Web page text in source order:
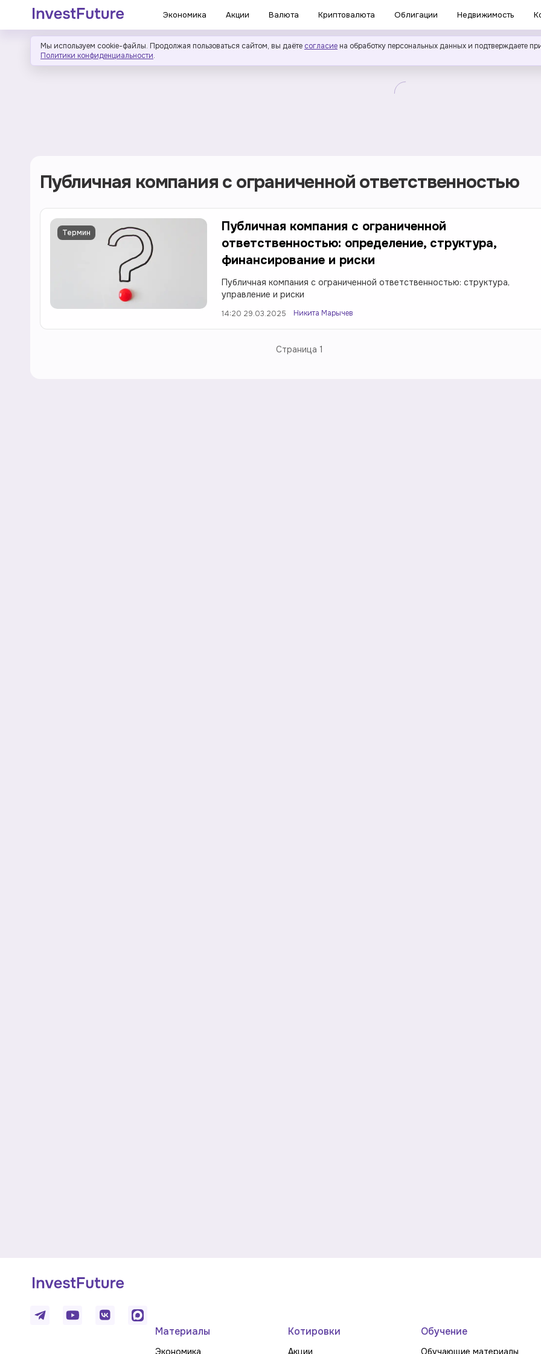
Экономика Акции Валюта Криптовалюта Облигации Недвижимость
Мы используем cookie-файлы. Продолжая пользоваться сайтом, вы даёте согласие на обработку персональных данных и подтверждаете
Политики конфиденциальности.
Публичная компания с ограниченной ответственностью
Термин
Публичная компания с ограниченной
ответственностью: определение, структура,
финансирование и риски
Публичная компания с ограниченной ответственностью: структура,
управление и риски
14:20 29.03.2025 Никита Марычев
Страница 1
Материалы
Экономика
Котировки
Акции
Обучение
Обучающие материалы